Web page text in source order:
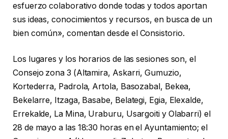
esfuerzo colaborativo donde todas y todos aportan
sus ideas, conocimientos y recursos, en busca de un
bien común», comentan desde el Consistorio.
Los lugares y los horarios de las sesiones son, el
Consejo zona 3 (Altamira, Askarri, Gumuzio,
Kortederra, Padrola, Artola, Basozabal, Bekea,
Bekelarre, Itzaga, Basabe, Belategi, Egia, Elexalde,
Errekalde, La Mina, Uraburu, Usargoiti y Olabarri) el
28 de mayo a las 18:30 horas en el Ayuntamiento; el